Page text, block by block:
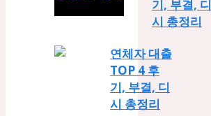
기, 부결, 디
시 총정리
연체자 대출
TOP 4 후
기, 부결, 디
시 총정리